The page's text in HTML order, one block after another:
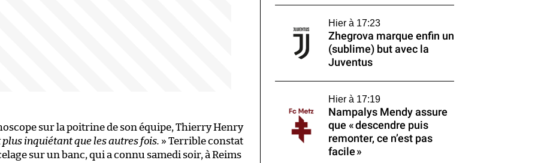
sur la poitrine de son équipe, Thierry Henry
plus inquiétant que les autres fois. » Terrible constat
sur un banc, qui a connu samedi soir, à Reims
Hier à 17:23
Zhegrova marque enfin un
(sublime) but avec la
Juventus
Hier à 17:19
Nampalys Mendy assure
que « descendre puis
remonter, ce n’est pas
facile »